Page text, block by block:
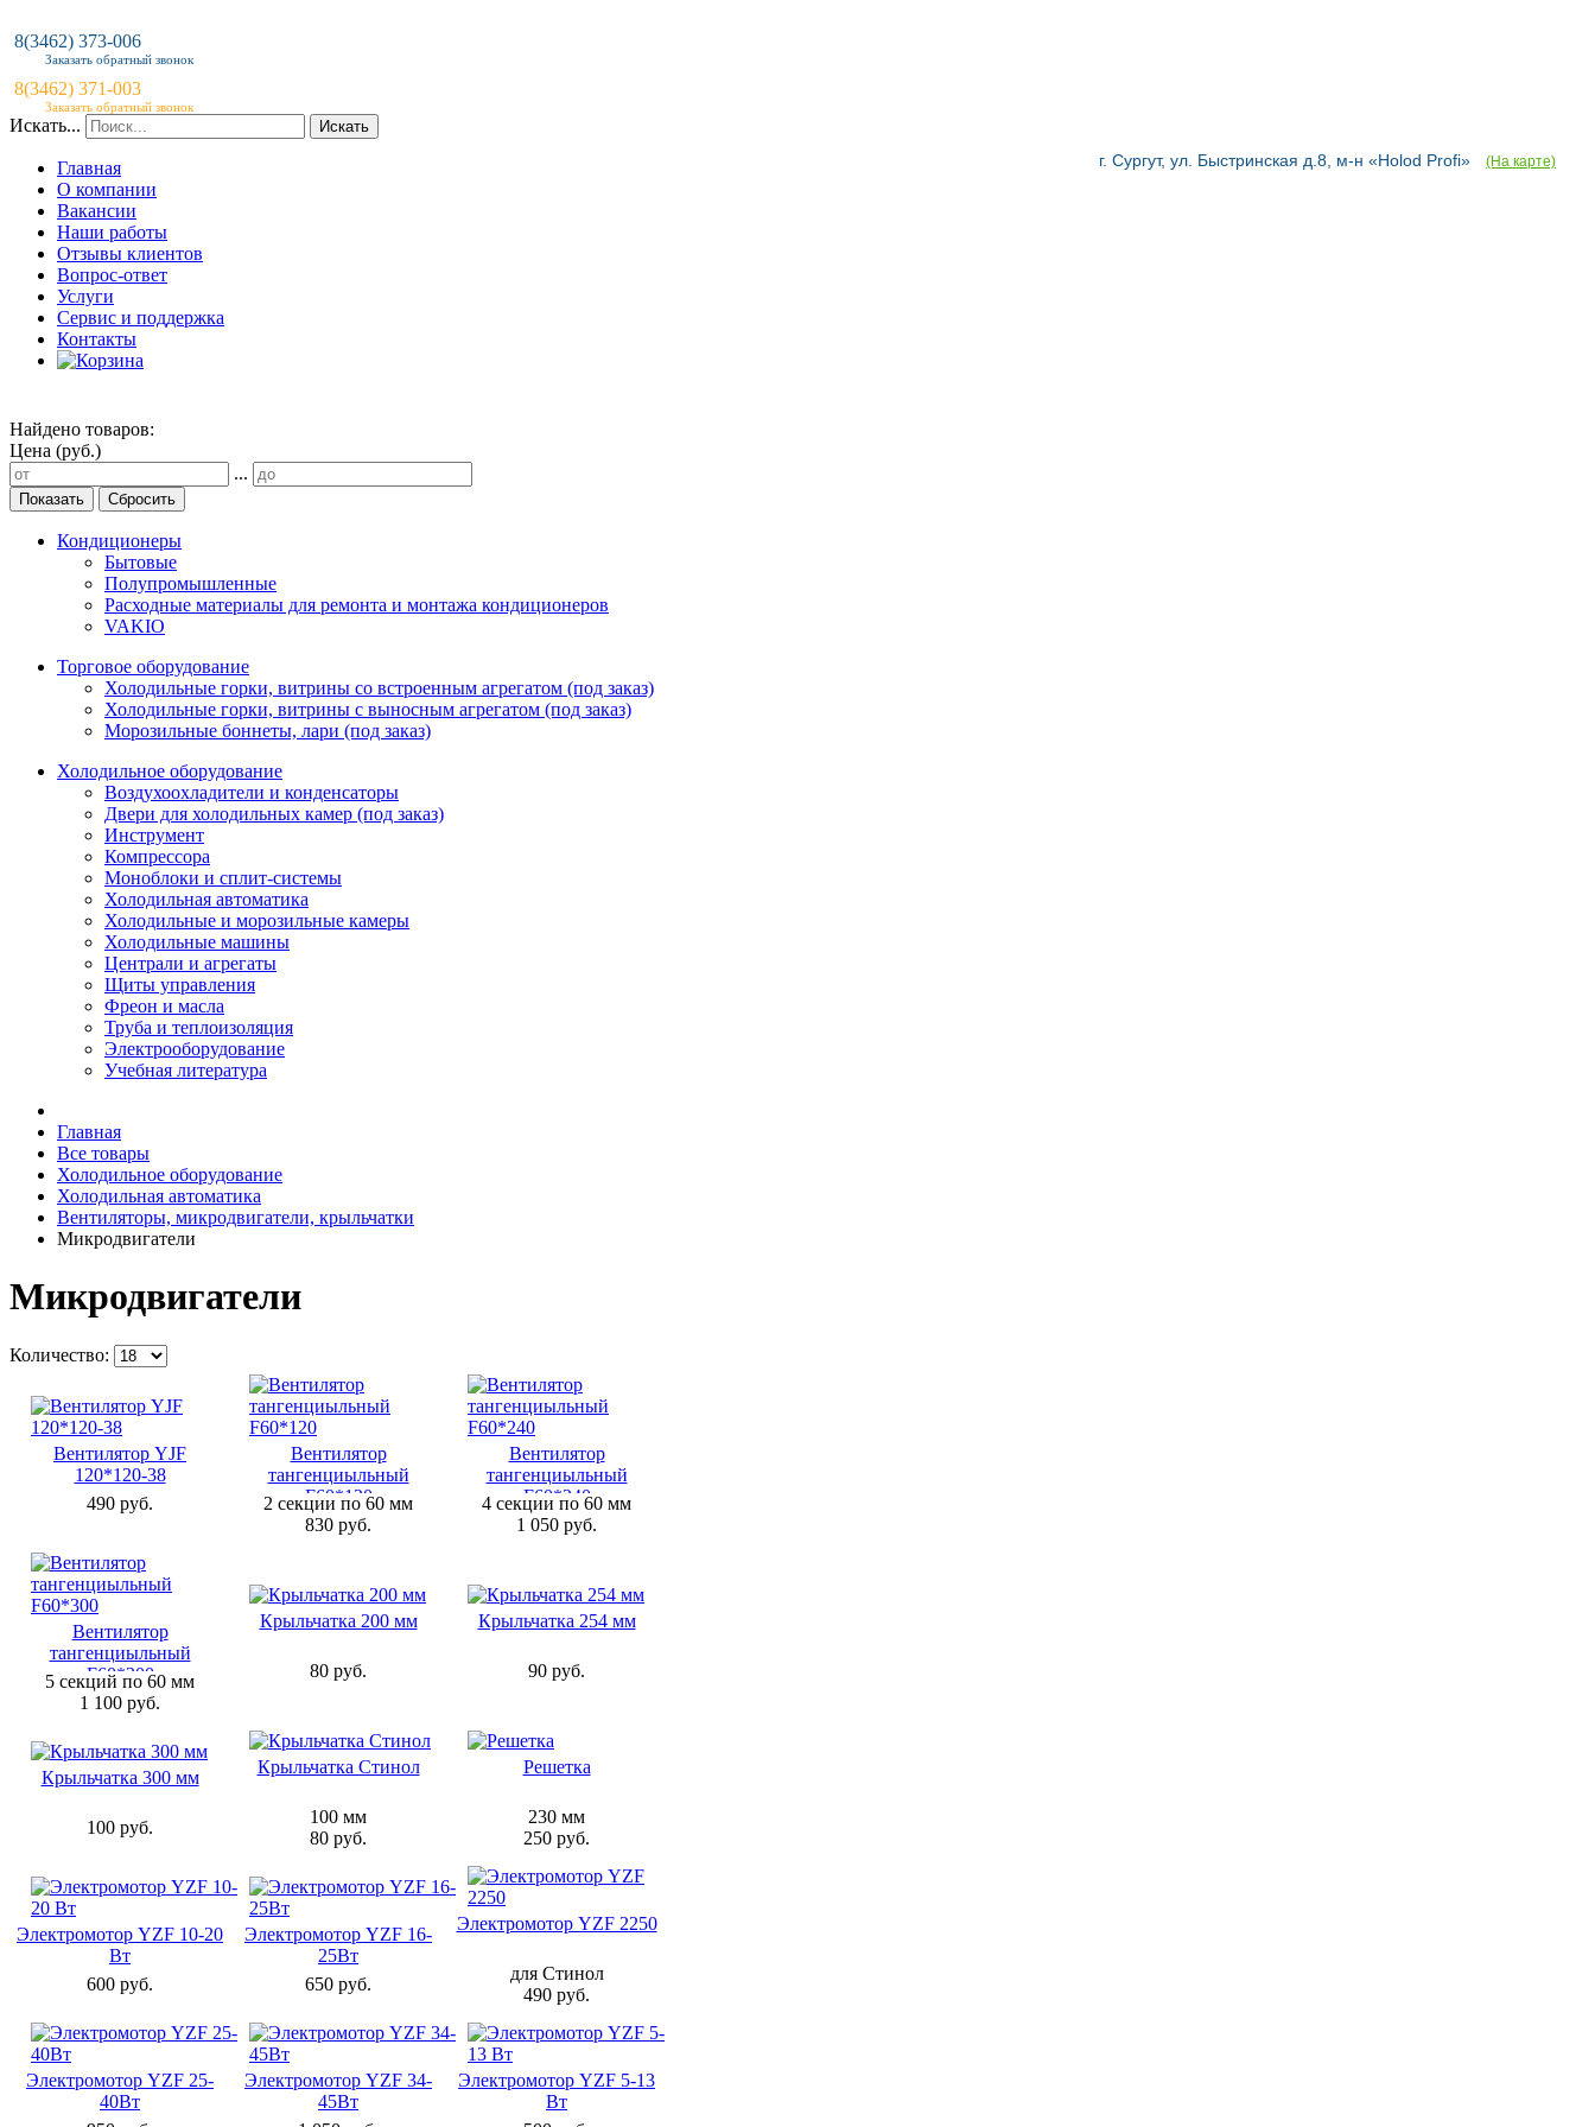
8(3462) 373-006
Заказать обратный звонок
8(3462) 371-003
Заказать обратный звонок
Искать... Искать
г. Сургут, ул. Быстринская д.8, м-н «Holod Profi»(На карте)
Главная
О компании
Вакансии
Наши работы
Отзывы клиентов
Вопрос-ответ
Услуги
Сервис и поддержка
Контакты
Найдено товаров:
Цена (руб.)
...
Показать Сбросить
Кондиционеры
Бытовые
Полупромышленные
Расходные материалы для ремонта и монтажа кондиционеров
VAKIO
Торговое оборудование
Холодильные горки, витрины со встроенным агрегатом (под заказ)
Холодильные горки, витрины с выносным агрегатом (под заказ)
Морозильные боннеты, лари (под заказ)
Холодильное оборудование
Воздухоохладители и конденсаторы
Двери для холодильных камер (под заказ)
Инструмент
Компрессора
Моноблоки и сплит-системы
Холодильная автоматика
Холодильные и морозильные камеры
Холодильные машины
Централи и агрегаты
Щиты управления
Фреон и масла
Труба и теплоизоляция
Электрооборудование
Учебная литература
Главная
Все товары
Холодильное оборудование
Холодильная автоматика
Вентиляторы, микродвигатели, крыльчатки
Микродвигатели
Микродвигатели
Количество:
Вентилятор YJF
120*120-38
490 руб.
Вентилятор
тангенциыльный
F60*120
2 секции по 60 мм
830 руб.
Вентилятор
тангенциыльный
F60*240
4 секции по 60 мм
1 050 руб.
Вентилятор
тангенциыльный
F60*300
5 секций по 60 мм
1 100 руб.
Крыльчатка 200 мм
80 руб.
Крыльчатка 254 мм
90 руб.
Крыльчатка 300 мм
100 руб.
Крыльчатка Стинол
100 мм
80 руб.
Решетка
230 мм
250 руб.
Электромотор YZF 10-20
Вт
600 руб.
Электромотор YZF 16-
25Вт
650 руб.
Электромотор YZF 2250
для Стинол
490 руб.
Электромотор YZF 25-
40Вт
Электромотор YZF 34-
45Вт
Электромотор YZF 5-13
Вт